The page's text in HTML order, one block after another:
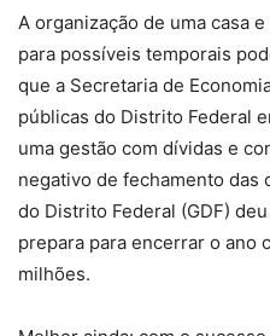
A organização de uma casa
para possíveis temporais
que a Secretaria de
públicas do Distrito Federal
uma gestão com dívidas e
negativo de fechamento das
do Distrito Federal (GDF)
prepara para encerrar o ano
milhões.